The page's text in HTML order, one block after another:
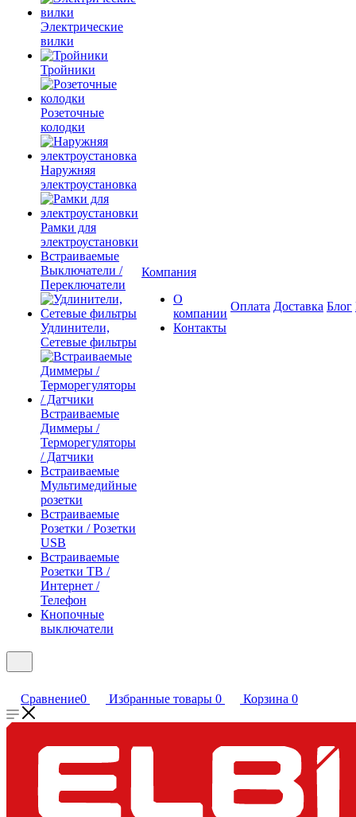
Электрические
вилки
Тройники
Розеточные
колодки
Наружняя
электроустановка
Рамки для
электроустановки
Встраиваемые
Выключатели /
Переключатели
Удлинители,
Сетевые фильтры
Встраиваемые
Диммеры /
Терморегуляторы
/ Датчики
Встраиваемые
Мультимедийные
розетки
Встраиваемые
Розетки / Розетки
USB
Встраиваемые
Розетки ТВ /
Интернет /
Телефон
Кнопочные
выключатели
Компания
О
компании
Контакты
Оплата Доставка Блог
Сравнение0 Избранные товары 0 Корзина 0